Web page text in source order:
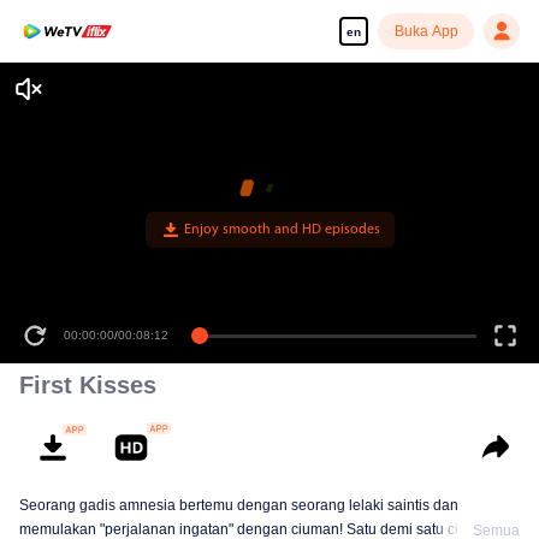
en Buka App
Enjoy smooth and HD episodes
00:00:00/00:08:12
First Kisses
Seorang gadis amnesia bertemu dengan seorang lelaki saintis dan
memulakan "perjalanan ingatan" dengan ciuman! Satu demi satu ciuman,Semua